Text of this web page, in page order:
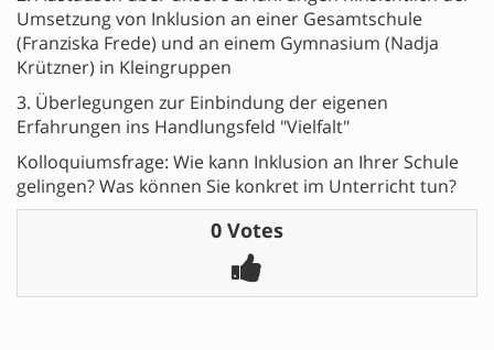
Umsetzung von Inklusion an einer Gesamtschule
(Franziska Frede) und an einem Gymnasium (Nadja
Krützner) in Kleingruppen
3. Überlegungen zur Einbindung der eigenen
Erfahrungen ins Handlungsfeld "Vielfalt"
Kolloquiumsfrage: Wie kann Inklusion an Ihrer Schule
gelingen? Was können Sie konkret im Unterricht tun?
0 Votes